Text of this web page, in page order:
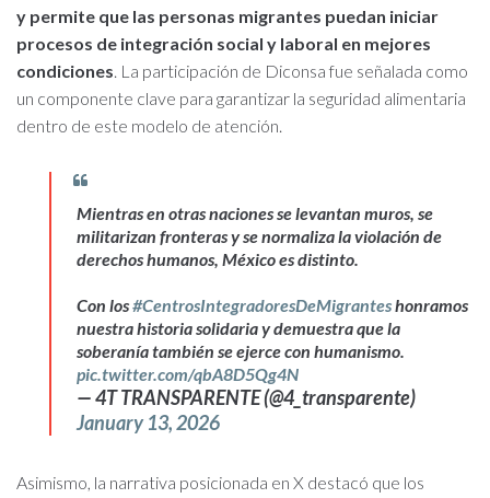
y permite que las personas migrantes puedan iniciar
procesos de integración social y laboral en mejores
condiciones. La participación de Diconsa fue señalada como
un componente clave para garantizar la seguridad alimentaria
dentro de este modelo de atención.
Mientras en otras naciones se levantan muros, se
militarizan fronteras y se normaliza la violación de
derechos humanos, México es distinto.
Con los#CentrosIntegradoresDeMigranteshonramos
nuestra historia solidaria y demuestra que la
soberanía también se ejerce con humanismo.
pic.twitter.com/qbA8D5Qg4N
— 4T TRANSPARENTE (@4_transparente)
January 13, 2026
Asimismo, la narrativa posicionada en X destacó que los